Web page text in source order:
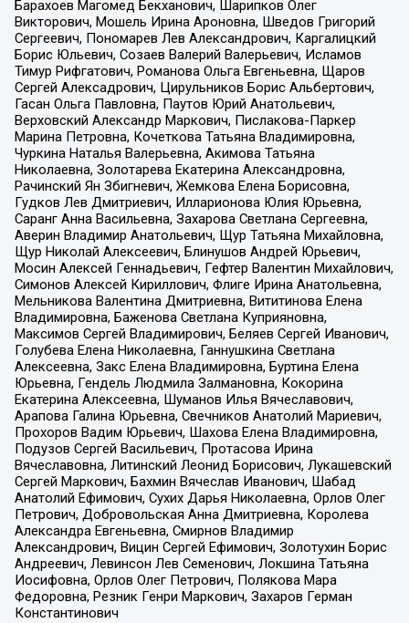
Барахоев Магомед Бекханович, Шарипков Олег
Викторович, Мошель Ирина Ароновна, Шведов Григорий
Сергеевич, Пономарев Лев Александрович, Каргалицкий
Борис Юльевич, Созаев Валерий Валерьевич, Исламов
Тимур Рифгатович, Романова Ольга Евгеньевна, Щаров
Сергей Алексадрович, Цирульников Борис Альбертович,
Гасан Ольга Павловна, Паутов Юрий Анатольевич,
Верховский Александр Маркович, Пислакова-Паркер
Марина Петровна, Кочеткова Татьяна Владимировна,
Чуркина Наталья Валерьевна, Акимова Татьяна
Николаевна, Золотарева Екатерина Александровна,
Рачинский Ян Збигневич, Жемкова Елена Борисовна,
Гудков Лев Дмитриевич, Илларионова Юлия Юрьевна,
Саранг Анна Васильевна, Захарова Светлана Сергеевна,
Аверин Владимир Анатольевич, Щур Татьяна Михайловна,
Щур Николай Алексеевич, Блинушов Андрей Юрьевич,
Мосин Алексей Геннадьевич, Гефтер Валентин Михайлович,
Симонов Алексей Кириллович, Флиге Ирина Анатольевна,
Мельникова Валентина Дмитриевна, Вититинова Елена
Владимировна, Баженова Светлана Куприяновна,
Максимов Сергей Владимирович, Беляев Сергей Иванович,
Голубева Елена Николаевна, Ганнушкина Светлана
Алексеевна, Закс Елена Владимировна, Буртина Елена
Юрьевна, Гендель Людмила Залмановна, Кокорина
Екатерина Алексеевна, Шуманов Илья Вячеславович,
Арапова Галина Юрьевна, Свечников Анатолий Мариевич,
Прохоров Вадим Юрьевич, Шахова Елена Владимировна,
Подузов Сергей Васильевич, Протасова Ирина
Вячеславовна, Литинский Леонид Борисович, Лукашевский
Сергей Маркович, Бахмин Вячеслав Иванович, Шабад
Анатолий Ефимович, Сухих Дарья Николаевна, Орлов Олег
Петрович, Добровольская Анна Дмитриевна, Королева
Александра Евгеньевна, Смирнов Владимир
Александрович, Вицин Сергей Ефимович, Золотухин Борис
Андреевич, Левинсон Лев Семенович, Локшина Татьяна
Иосифовна, Орлов Олег Петрович, Полякова Мара
Федоровна, Резник Генри Маркович, Захаров Герман
Константинович